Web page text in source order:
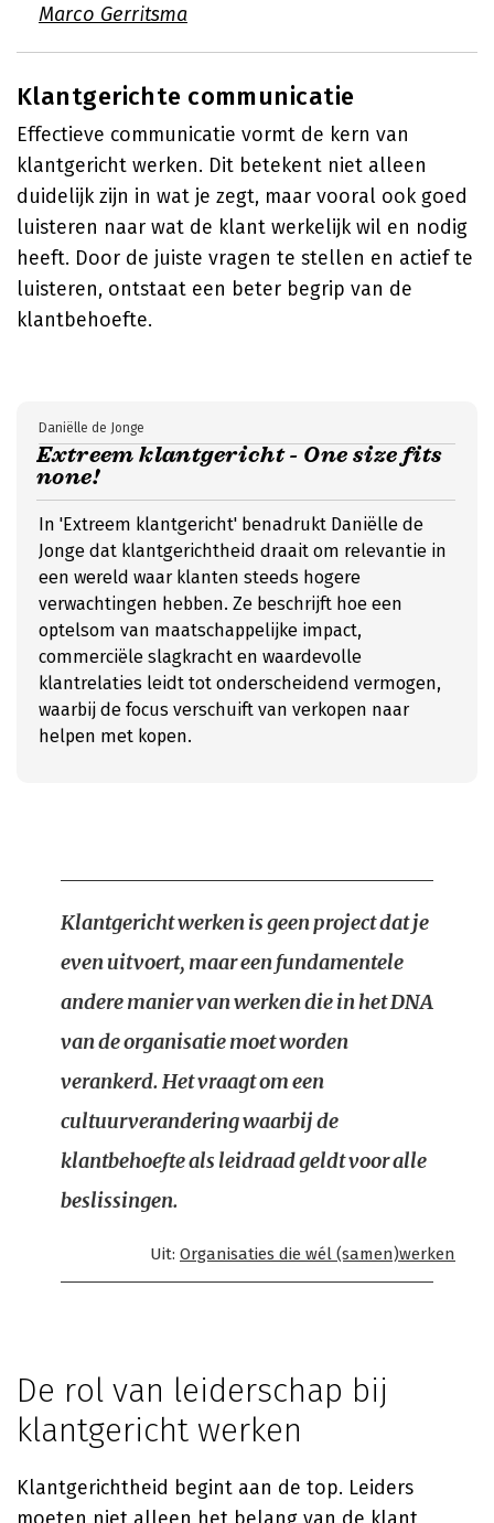
Marco Gerritsma
Klantgerichte communicatie
Effectieve communicatie vormt de kern van
klantgericht werken. Dit betekent niet alleen
duidelijk zijn in wat je zegt, maar vooral ook goed
luisteren naar wat de klant werkelijk wil en nodig
heeft. Door de juiste vragen te stellen en actief te
luisteren, ontstaat een beter begrip van de
klantbehoefte.
Extreem klantgericht - One size fits
none!
Daniëlle de Jonge
In 'Extreem klantgericht' benadrukt Daniëlle de
Jonge dat klantgerichtheid draait om relevantie in
een wereld waar klanten steeds hogere
verwachtingen hebben. Ze beschrijft hoe een
optelsom van maatschappelijke impact,
commerciële slagkracht en waardevolle
klantrelaties leidt tot onderscheidend vermogen,
waarbij de focus verschuift van verkopen naar
helpen met kopen.
Klantgericht werken is geen project dat je
even uitvoert, maar een fundamentele
andere manier van werken die in het DNA
van de organisatie moet worden
verankerd. Het vraagt om een
cultuurverandering waarbij de
klantbehoefte als leidraad geldt voor alle
beslissingen.
Uit: Organisaties die wél (samen)werken
De rol van leiderschap bij
klantgericht werken
Klantgerichtheid begint aan de top. Leiders